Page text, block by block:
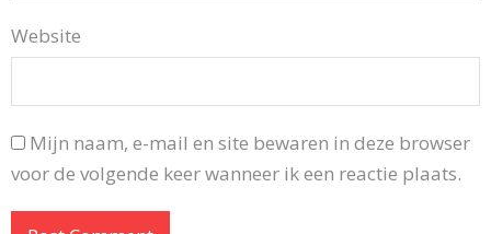
Website
Mijn naam, e-mail en site bewaren in deze browser
voor de volgende keer wanneer ik een reactie plaats.